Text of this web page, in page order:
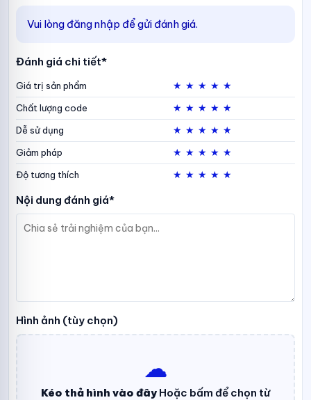
Vui lòng đăng nhập để gửi đánh giá.
Đánh giá chi tiết*
Giá trị sản phẩm ★ ★ ★ ★ ★
Chất lượng code ★ ★ ★ ★ ★
Dễ sử dụng ★ ★ ★ ★ ★
Giảm pháp ★ ★ ★ ★ ★
Độ tương thích ★ ★ ★ ★ ★
Nội dung đánh giá*
Hình ảnh (tùy chọn)
☁︎
Kéo thả hình vào đây Hoặc bấm để chọn từ